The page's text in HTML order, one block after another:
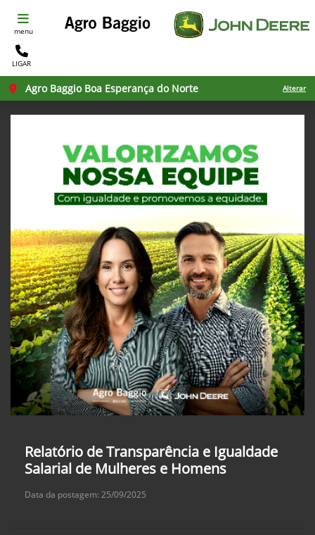
menu
LIGAR
Agro Baggio Boa Esperança do Norte Alterar
Relatório de Transparência e Igualdade
Salarial de Mulheres e Homens
Data da postagem: 25/09/2025